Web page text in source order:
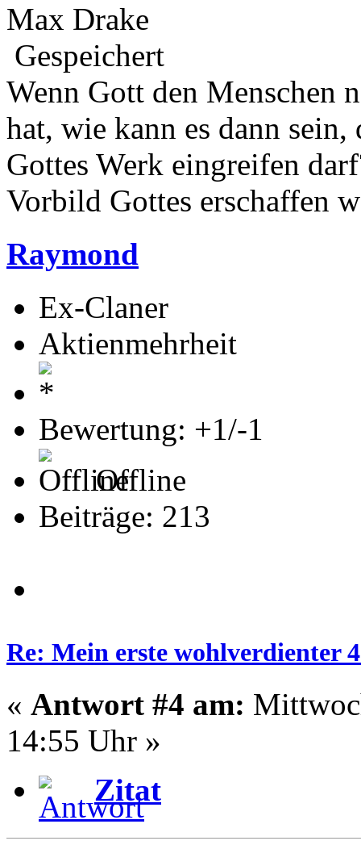
Max Drake
Gespeichert
Wenn Gott den Menschen
hat, wie kann es dann
Gottes Werk eingreifen
Vorbild Gottes erschaffen
Raymond
Ex-Claner
Aktienmehrheit
Bewertung: +1/-1
Offline
Beiträge: 213
Re: Mein erste wohlverdienter
« Antwort #4 am:
14:55 Uhr »
Zitat